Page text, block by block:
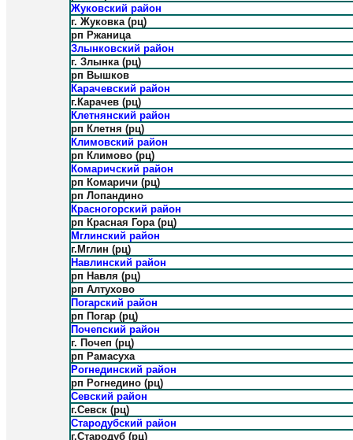
Жуковский район
г. Жуковка (рц)
рп Ржаница
Злынковский район
г. Злынка (рц)
рп Вышков
Карачевский район
г.Карачев (рц)
Клетнянский район
рп Клетня (рц)
Климовский район
рп Климово (рц)
Комаричский район
рп Комаричи (рц)
рп Лопандино
Красногорский район
рп Красная Гора (рц)
Мглинский район
г.Мглин (рц)
Навлинский район
рп Навля (рц)
рп Алтухово
Погарский район
рп Погар (рц)
Почепский район
г. Почеп (рц)
рп Рамасуха
Рогнединский район
рп Рогнедино (рц)
Севский район
г.Севск (рц)
Стародубский район
г.Стародуб (рц)